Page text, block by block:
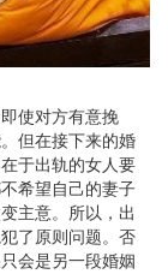
使对方有意挽
但在接下来的婚
于出轨的女人要
希望自己的妻子
主意。所以，出
了原则问题。否
会是另一段婚姻